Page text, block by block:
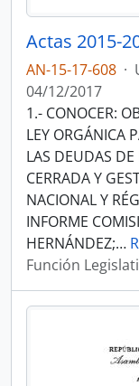
Actas 2015-
AN-15-17-608 ·
04/12/2017
1.- CONOCER:
LEY ORGÁNICA
LAS DEUDAS
CERRADA Y
NACIONAL Y
INFORME
HERNÁNDEZ;…
Función